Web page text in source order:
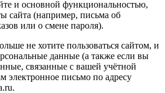
и основной функциональностью,
сайта (например, письма об
или о смене пароля).
не хотите пользоваться сайтом, и
данные (а также если вы
связанные с вашей учётной
электронное письмо по адресу